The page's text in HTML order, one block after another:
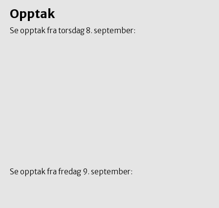
Opptak
Se opptak fra torsdag 8. september:
Se opptak fra fredag 9. september: